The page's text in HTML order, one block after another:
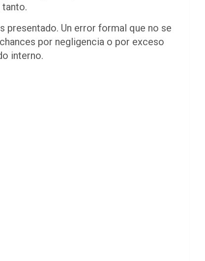
presentado. Un error formal que no se
por negligencia o por exceso
interno.